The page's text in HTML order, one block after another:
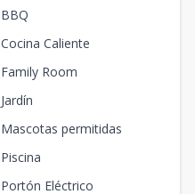
BBQ
Cocina Caliente
Family Room
Jardín
Mascotas permitidas
Piscina
Portón Eléctrico